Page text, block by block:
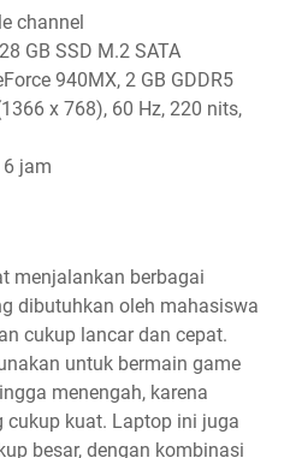
channel
GB SSD M.2 SATA
940MX, 2 GB GDDR5
x 768), 60 Hz, 220 nits,
6 jam
menjalankan berbagai
dibutuhkan oleh mahasiswa
cukup lancar dan cepat.
untuk bermain game
menengah, karena
kuat. Laptop ini juga
besar, dengan kombinasi